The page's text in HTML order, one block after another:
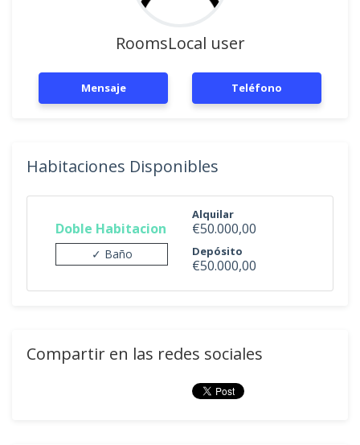
RoomsLocal user
Mensaje Teléfono
Habitaciones Disponibles
Doble Habitacion
✓ Baño
Alquilar
€50.000,00
Depósito
€50.000,00
Compartir en las redes sociales